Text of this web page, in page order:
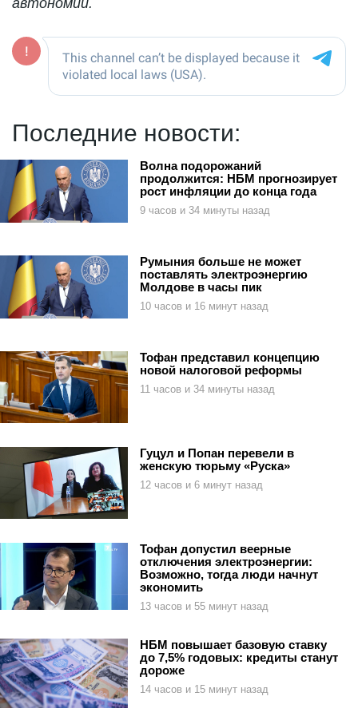
автономии.
Последние новости:
Волна подорожаний
продолжится: НБМ прогнозирует
рост инфляции до конца года
9 часов и 34 минуты назад
Румыния больше не может
поставлять электроэнергию
Молдове в часы пик
10 часов и 16 минут назад
Тофан представил концепцию
новой налоговой реформы
11 часов и 34 минуты назад
Гуцул и Попан перевели в
женскую тюрьму «Руска»
12 часов и 6 минут назад
Тофан допустил веерные
отключения электроэнергии:
Возможно, тогда люди начнут
экономить
13 часов и 55 минут назад
НБМ повышает базовую ставку
до 7,5% годовых: кредиты станут
дороже
14 часов и 15 минут назад